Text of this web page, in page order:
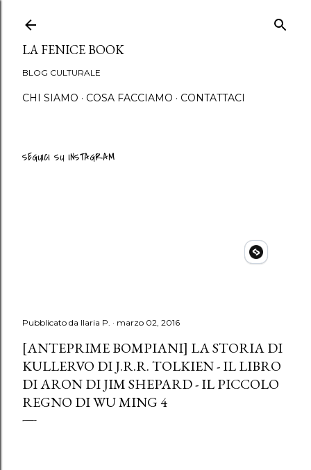
Passa ai contenuti
LA FENICE BOOK
BLOG CULTURALE
CHI SIAMO COSA FACCIAMO CONTATTACI
SEGUICI SU INSTAGRAM
Pubblicato da Ilaria P. marzo 02, 2016
[ANTEPRIME BOMPIANI] LA STORIA DI
KULLERVO DI J.R.R. TOLKIEN - IL LIBRO
DI ARON DI JIM SHEPARD - IL PICCOLO
REGNO DI WU MING 4